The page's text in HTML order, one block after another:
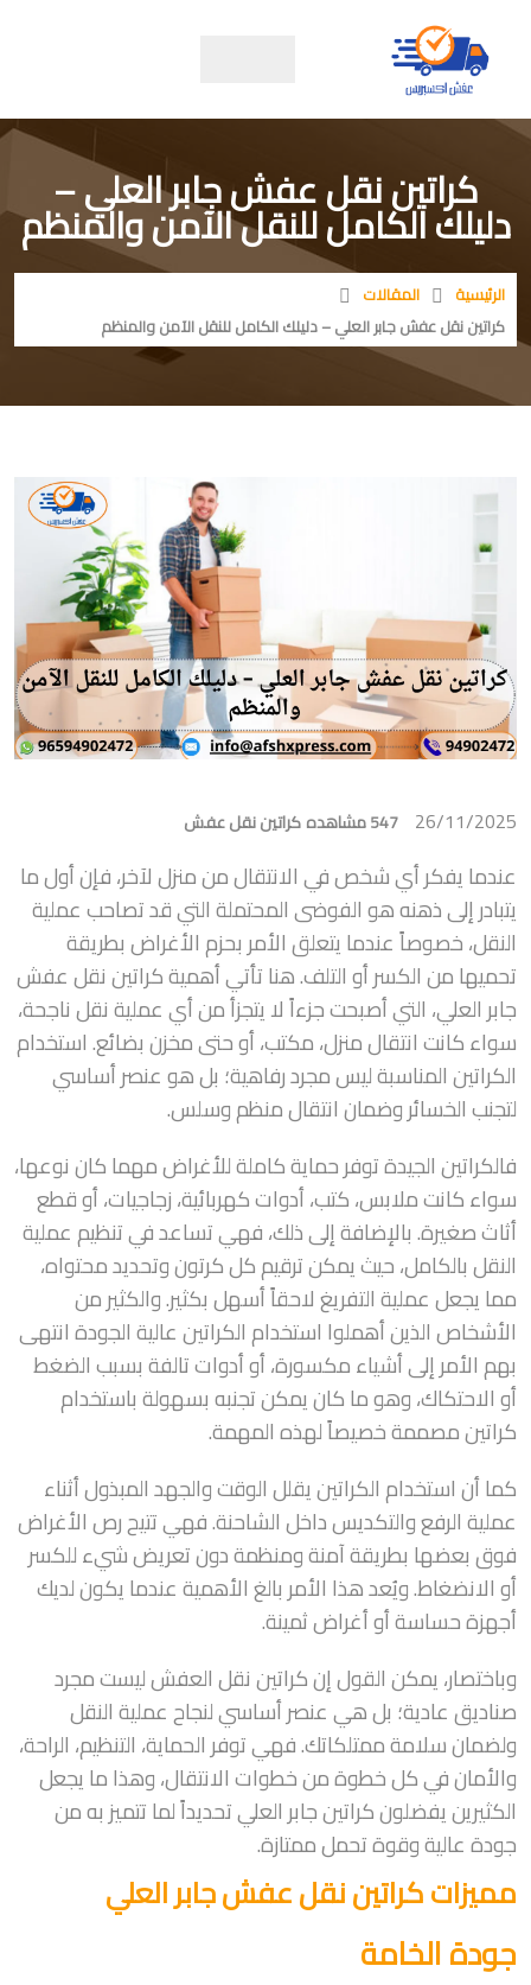
كراتين نقل عفش جابر العلي –
دليلك الكامل للنقل الآمن والمنظم
الرئيسية
المقالات
كراتين نقل عفش جابر العلي – دليلك الكامل للنقل الآمن والمنظم
26/11/2025 547 مشاهده كراتين نقل عفش
عندما يفكر أي شخص في الانتقال من منزل لآخر، فإن أول ما
يتبادر إلى ذهنه هو الفوضى المحتملة التي قد تصاحب عملية
النقل، خصوصاً عندما يتعلق الأمر بحزم الأغراض بطريقة
تحميها من الكسر أو التلف. هنا تأتي أهمية كراتين نقل عفش
جابر العلي، التي أصبحت جزءاً لا يتجزأ من أي عملية نقل ناجحة،
سواء كانت انتقال منزل، مكتب، أو حتى مخزن بضائع. استخدام
الكراتين المناسبة ليس مجرد رفاهية؛ بل هو عنصر أساسي
لتجنب الخسائر وضمان انتقال منظم وسلس.
فالكراتين الجيدة توفر حماية كاملة للأغراض مهما كان نوعها،
سواء كانت ملابس، كتب، أدوات كهربائية، زجاجيات، أو قطع
أثاث صغيرة. بالإضافة إلى ذلك، فهي تساعد في تنظيم عملية
النقل بالكامل، حيث يمكن ترقيم كل كرتون وتحديد محتواه،
مما يجعل عملية التفريغ لاحقاً أسهل بكثير. والكثير من
الأشخاص الذين أهملوا استخدام الكراتين عالية الجودة انتهى
بهم الأمر إلى أشياء مكسورة، أو أدوات تالفة بسبب الضغط
أو الاحتكاك، وهو ما كان يمكن تجنبه بسهولة باستخدام
كراتين مصممة خصيصاً لهذه المهمة.
كما أن استخدام الكراتين يقلل الوقت والجهد المبذول أثناء
عملية الرفع والتكديس داخل الشاحنة. فهي تتيح رص الأغراض
فوق بعضها بطريقة آمنة ومنظمة دون تعريض شيء للكسر
أو الانضغاط. ويُعد هذا الأمر بالغ الأهمية عندما يكون لديك
أجهزة حساسة أو أغراض ثمينة.
وباختصار، يمكن القول إن كراتين نقل العفش ليست مجرد
صناديق عادية؛ بل هي عنصر أساسي لنجاح عملية النقل
ولضمان سلامة ممتلكاتك. فهي توفر الحماية، التنظيم، الراحة،
والأمان في كل خطوة من خطوات الانتقال، وهذا ما يجعل
الكثيرين يفضلون كراتين جابر العلي تحديداً لما تتميز به من
جودة عالية وقوة تحمل ممتازة.
مميزات كراتين نقل عفش جابر العلي
جودة الخامة